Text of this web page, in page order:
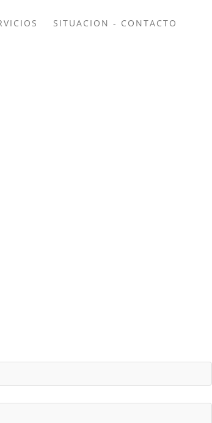
SITUACION - CONTACTO